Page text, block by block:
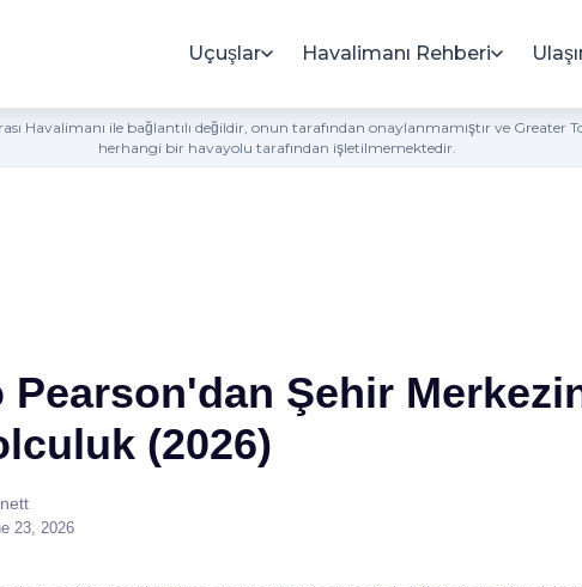
Uçuşlar Havalimanı Rehberi
Havalimanı ile bağlantılı değildir, onun tarafından onaylanmamıştır ve
herhangi bir havayolu tarafından işletilmemektedir.
Pearson'dan Şehir
(2026)
23, 2026